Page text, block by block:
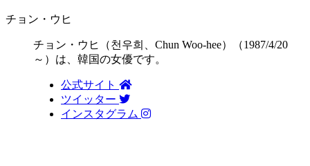
チョン・ウヒ
チョン・ウヒ（천우희、Chun Woo-hee）（1987/4/20
～）は、韓国の女優です。
公式サイト
ツイッター
インスタグラム